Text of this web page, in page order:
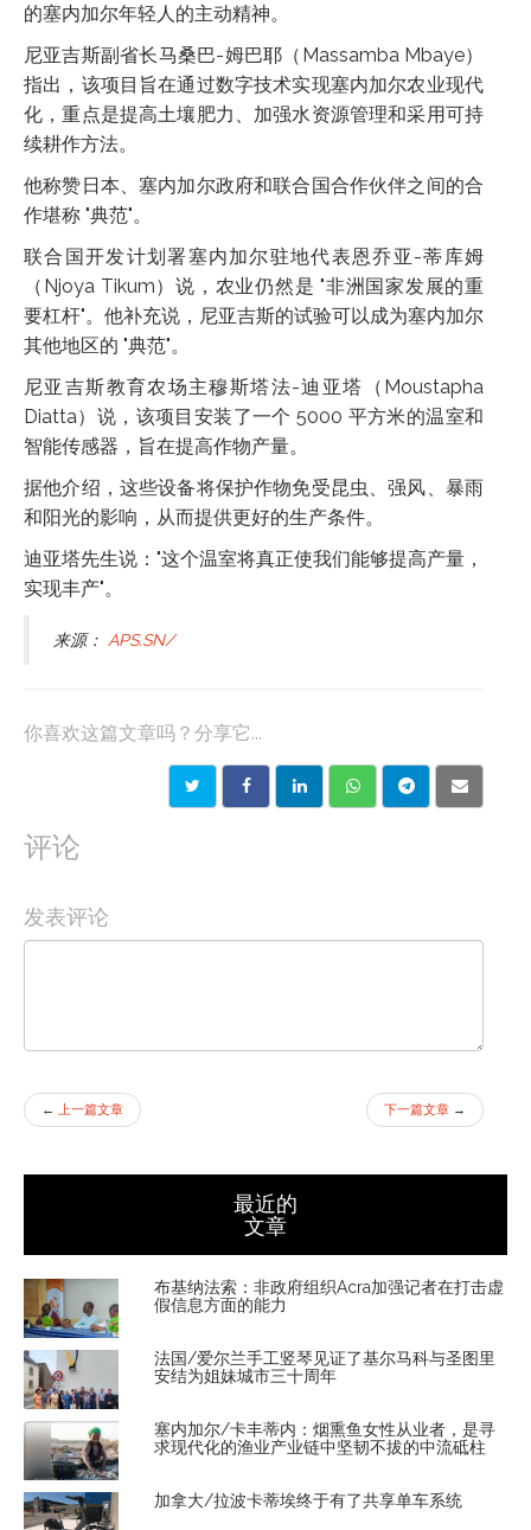
的塞内加尔年轻人的主动精神。
尼亚吉斯副省长马桑巴-姆巴耶（Massamba Mbaye）
指出，该项目旨在通过数字技术实现塞内加尔农业现代
化，重点是提高土壤肥力、加强水资源管理和采用可持
续耕作方法。
他称赞日本、塞内加尔政府和联合国合作伙伴之间的合
作堪称 "典范"。
联合国开发计划署塞内加尔驻地代表恩乔亚-蒂库姆
（Njoya Tikum）说，农业仍然是 "非洲国家发展的重
要杠杆"。他补充说，尼亚吉斯的试验可以成为塞内加尔
其他地区的 "典范"。
尼亚吉斯教育农场主穆斯塔法-迪亚塔（Moustapha
Diatta）说，该项目安装了一个 5000 平方米的温室和
智能传感器，旨在提高作物产量。
据他介绍，这些设备将保护作物免受昆虫、强风、暴雨
和阳光的影响，从而提供更好的生产条件。
迪亚塔先生说："这个温室将真正使我们能够提高产量，
实现丰产"。
来源： APS.SN/
你喜欢这篇文章吗？分享它...
评论
发表评论
← 上一篇文章 下一篇文章 →
最近的
文章
布基纳法索：非政府组织Acra加强记者在打击虚
假信息方面的能力
法国/爱尔兰手工竖琴见证了基尔马科与圣图里
安结为姐妹城市三十周年
塞内加尔/卡丰蒂内：烟熏鱼女性从业者，是寻
求现代化的渔业产业链中坚韧不拔的中流砥柱
加拿大/拉波卡蒂埃终于有了共享单车系统